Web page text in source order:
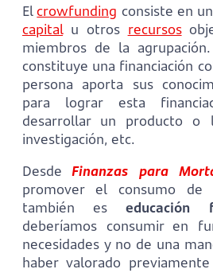
Elcrowfunding consiste en
capitalu otros recursos
miembros de la
constituye una financiación
persona aporta sus
para lograr esta
desarrollar un producto o
investigación, etc.
DesdeFinanzas para
promover el consumo de
también es educación
deberíamos consumir en
necesidades y no de una
haber valorado